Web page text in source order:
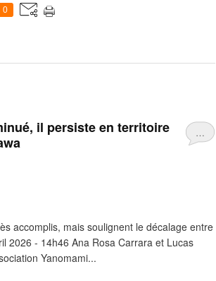
0
…
il persiste en territoire
accomplis, mais soulignent le décalage entre
2026 - 14h46 Ana Rosa Carrara et Lucas
Yanomami...